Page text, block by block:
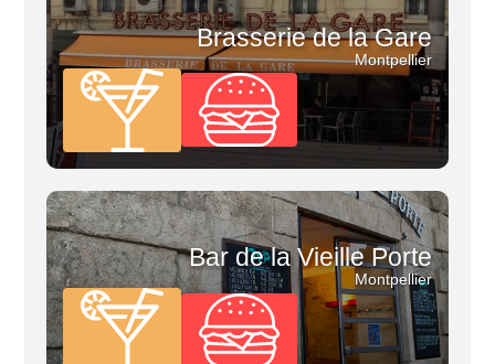
Brasserie de la Gare
Montpellier
Bar de la Vieille Porte
Montpellier